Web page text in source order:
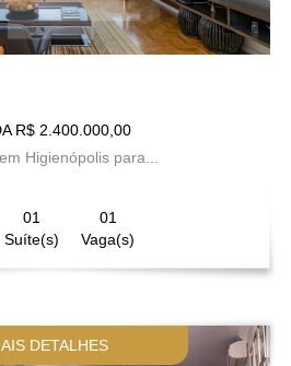
R$ 2.400.000,00
Higienópolis para...
01
Suíte(s)
01
Vaga(s)
DETALHES